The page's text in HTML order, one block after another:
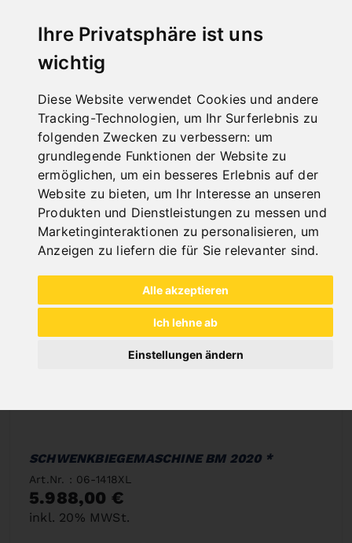
Ihre Privatsphäre ist uns
wichtig
Diese Website verwendet Cookies und andere
Tracking-Technologien, um Ihr Surferlebnis zu
folgenden Zwecken zu verbessern: um
grundlegende Funktionen der Website zu
ermöglichen, um ein besseres Erlebnis auf der
Website zu bieten, um Ihr Interesse an unseren
Produkten und Dienstleistungen zu messen und
Marketinginteraktionen zu personalisieren, um
Anzeigen zu liefern die für Sie relevanter sind.
Alle akzeptieren
Ich lehne ab
Einstellungen ändern
SCHWENKBIEGEMASCHINE BB 1220 RS MIT
ROLLENSCHERE
Art.Nr. : 06-1306
792,00 €
inkl. 20% MWSt.
Nicht auf Lager
SCHWENKBIEGEMASCHINE BM 2020 *
Art.Nr. : 06-1418XL
5.988,00 €
inkl. 20% MWSt.